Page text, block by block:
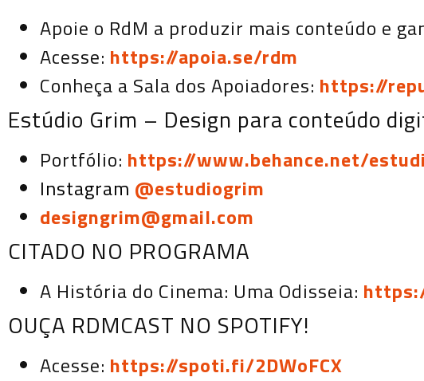
Apoie o RdM a produzir mais conteúdo e
Acesse: https://apoia.se/rdm
Conheça a Sala dos Apoiadores: https://
Estúdio Grim – Design para conteúdo
Portfólio: https://www.behance.net/
Instagram @estudiogrim
designgrim@gmail.com
CITADO NO PROGRAMA
A História do Cinema: Uma Odisseia:
OUÇA RDMCAST NO SPOTIFY!
Acesse: https://spoti.fi/2DWoFCX